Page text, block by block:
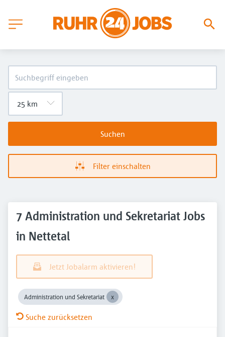
Suchen
Filter einschalten
7 Administration und Sekretariat Jobs
in Nettetal
Jetzt Jobalarm aktivieren!
Administration und Sekretariat
Suche zurücksetzen